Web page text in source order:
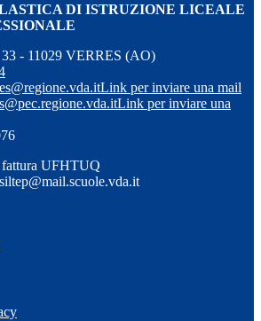
DI ISTRUZIONE LICEALE
- 11029 VERRES (AO)
Link per inviare una mail
Link per inviare una
UFHTUQ